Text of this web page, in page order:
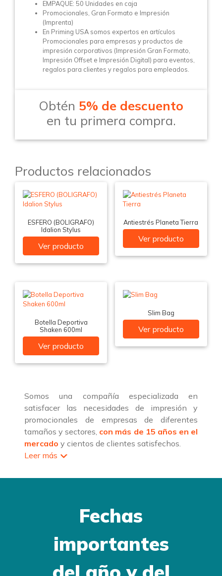
EMPAQUE: 50 Unidades en caja
Promocionales, Gran Formato e Impresión
(Imprenta)
En Priming USA somos expertos en artículos
Promocionales para empresas y productos de
impresión corporativos (Impresión Gran Formato,
Impresión Offset e Impresión Digital) para eventos,
regalos para clientes y regalos para empleados.
Obtén 5% de descuento
en tu primera compra.
Productos relacionados
ESFERO (BOLIGRAFO)
Idalion Stylus
Ver producto
Antiestrés Planeta Tierra
Ver producto
Botella Deportiva
Shaken 600ml
Ver producto
Slim Bag
Ver producto
Somos una compañía especializada en
satisfacer las necesidades de impresión y
promocionales de empresas de diferentes
tamaños y sectores, con más de 15 años en el
mercado y cientos de clientes satisfechos.
Leer más
Fechas
importantes